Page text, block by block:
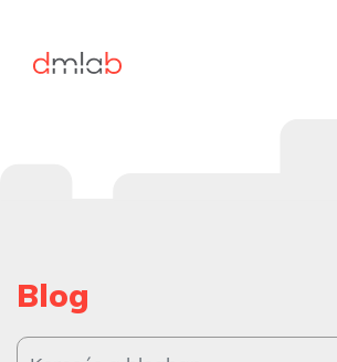
Blog